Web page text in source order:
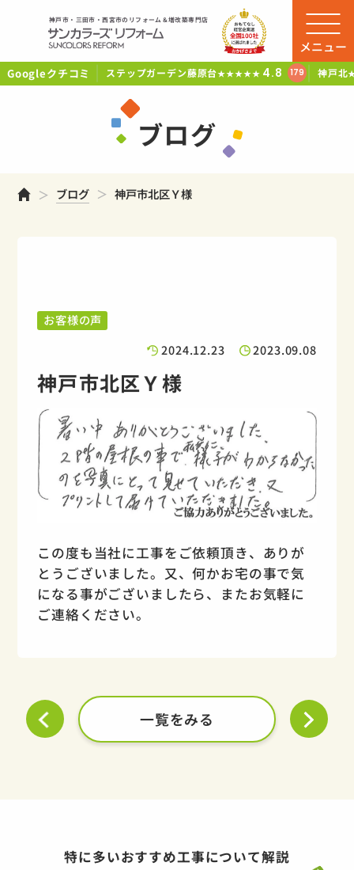
神戸市・三田市・西宮市のリフォーム＆増改築専門店
Googleクチコミ ステップガーデン藤原台★★★★★ 4.8 179 神戸北
メニュー
ブログ
ホームブログ 神戸市北区Ｙ様
お客様の声
2024.12.23
2023.09.08
神戸市北区Ｙ様
この度も当社に工事をご依頼頂き、ありが
とうございました。又、何かお宅の事で気
になる事がございましたら、またお気軽に
ご連絡ください。
一覧をみる
特に多いおすすめ工事について解説